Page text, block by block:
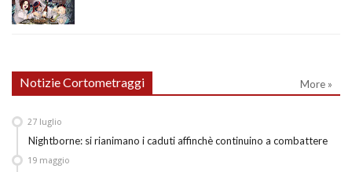
Notizie Cortometraggi More »
Nightborne: si rianimano i caduti affinchè continuino a combattere
27 luglio
19 maggio